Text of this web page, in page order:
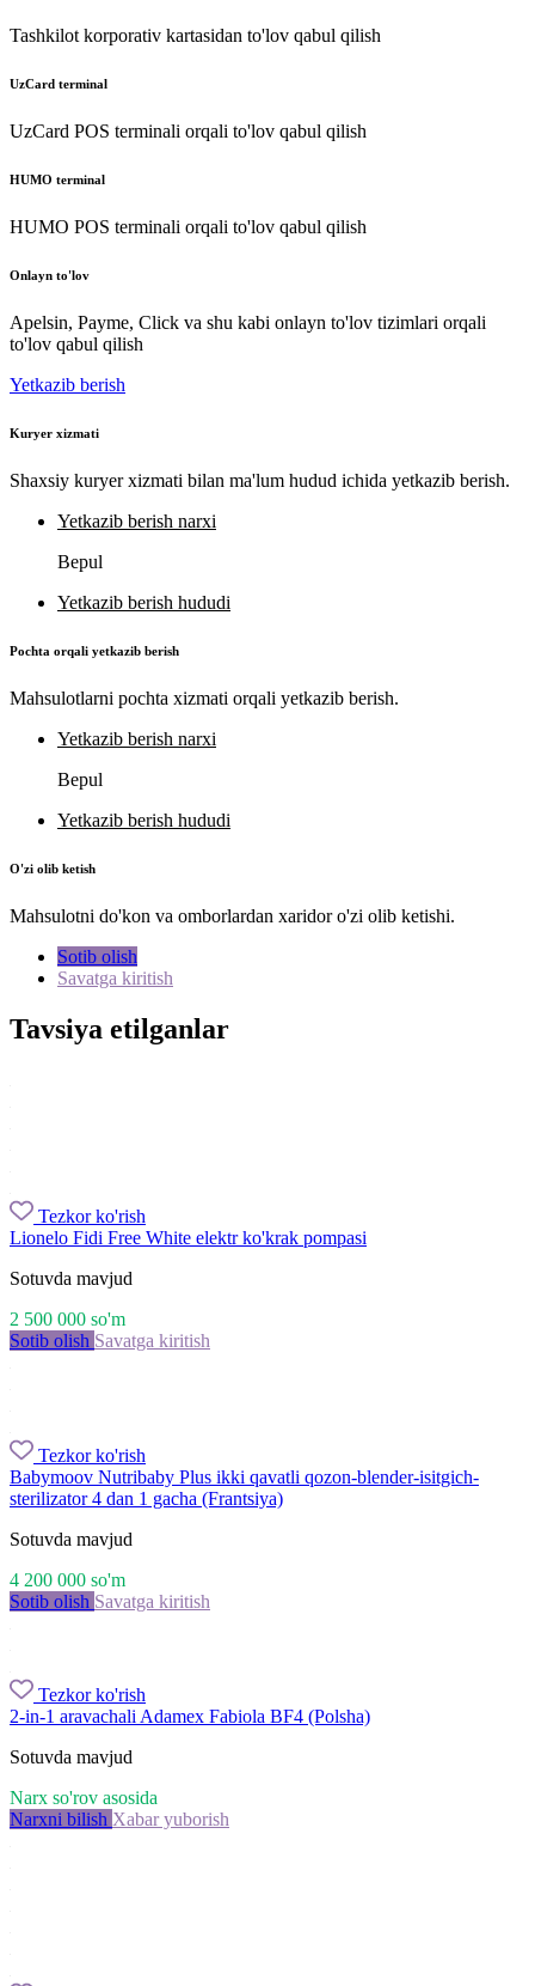
Tashkilot korporativ kartasidan to'lov qabul qilish
UzCard terminal
UzCard POS terminali orqali to'lov qabul qilish
HUMO terminal
HUMO POS terminali orqali to'lov qabul qilish
Onlayn to'lov
Apelsin, Payme, Click va shu kabi onlayn to'lov tizimlari orqali
to'lov qabul qilish
Yetkazib berish
Kuryer xizmati
Shaxsiy kuryer xizmati bilan ma'lum hudud ichida yetkazib berish.
Yetkazib berish narxi
Bepul
Yetkazib berish hududi
Pochta orqali yetkazib berish
Mahsulotlarni pochta xizmati orqali yetkazib berish.
Yetkazib berish narxi
Bepul
Yetkazib berish hududi
O'zi olib ketish
Mahsulotni do'kon va omborlardan xaridor o'zi olib ketishi.
Sotib olish
Savatga kiritish
Tavsiya etilganlar
Tezkor ko'rish
Lionelo Fidi Free White elektr ko'krak pompasi
Sotuvda mavjud
2 500 000 so'm
Sotib olish Savatga kiritish
Tezkor ko'rish
Babymoov Nutribaby Plus ikki qavatli qozon-blender-isitgich-
sterilizator 4 dan 1 gacha (Frantsiya)
Sotuvda mavjud
4 200 000 so'm
Sotib olish Savatga kiritish
Tezkor ko'rish
2-in-1 aravachali Adamex Fabiola BF4 (Polsha)
Sotuvda mavjud
Narx so'rov asosida
Narxni bilish Xabar yuborish